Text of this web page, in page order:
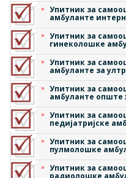
Упитник за
амбуланте
Упитник за
гинеколошке
Упитник за
амбуланте за
Упитник за
амбуланте опште
Упитник за
педијатријске
Упитник за
пулмолошке
Упитник за
радиолошке